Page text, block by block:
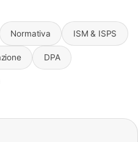
Normativa ISM & ISPS
DPA